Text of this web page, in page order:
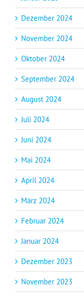
Dezember 2024
November 2024
Oktober 2024
September 2024
August 2024
Juli 2024
Juni 2024
Mai 2024
April 2024
März 2024
Februar 2024
Januar 2024
Dezember 2023
November 2023